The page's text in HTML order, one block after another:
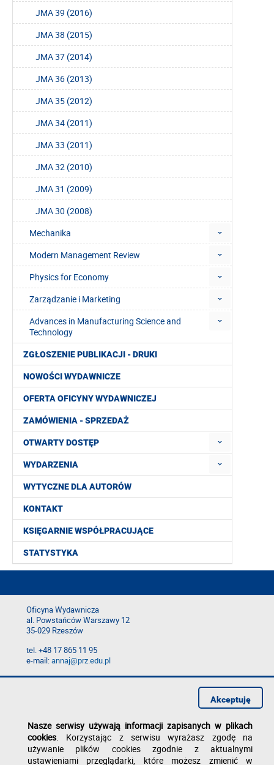
JMA 39 (2016)
JMA 38 (2015)
JMA 37 (2014)
JMA 36 (2013)
JMA 35 (2012)
JMA 34 (2011)
JMA 33 (2011)
JMA 32 (2010)
JMA 31 (2009)
JMA 30 (2008)
Mechanika
Modern Management Review
Physics for Economy
Zarządzanie i Marketing
Advances in Manufacturing Science and
Technology
ZGŁOSZENIE PUBLIKACJI - DRUKI
NOWOŚCI WYDAWNICZE
OFERTA OFICYNY WYDAWNICZEJ
ZAMÓWIENIA - SPRZEDAŻ
OTWARTY DOSTĘP
WYDARZENIA
WYTYCZNE DLA AUTORÓW
KONTAKT
KSIĘGARNIE WSPÓŁPRACUJĄCE
STATYSTYKA
Oficyna Wydawnicza
al. Powstańców Warszawy 12
35-029 Rzeszów
tel. +48 17 865 11 95
e-mail:annaj@prz.edu.pl
Deklaracja dostępności
Nasze serwisy używają informacji zapisanych w plikach
cookies. Korzystając z serwisu wyrażasz zgodę na
używanie plików cookies zgodnie z aktualnymi
ustawieniami przeglądarki, które możesz zmienić w
Akceptuję